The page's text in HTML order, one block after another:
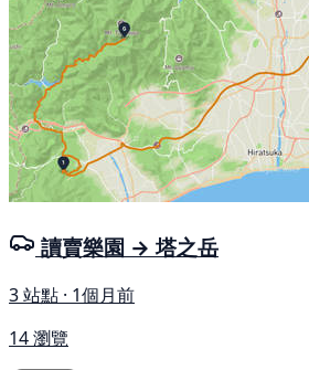
讀賣樂園 → 塔之岳
3 站點 · 1個月前
14 瀏覽